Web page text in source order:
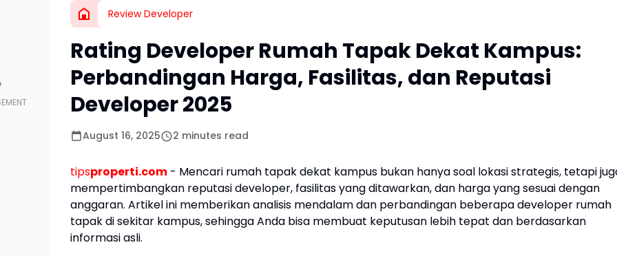
Review Developer
Rating Developer Rumah Tapak Dekat Kampus:
Perbandingan Harga, Fasilitas, dan Reputasi
Developer 2025
August 16, 2025 2 minutes read
tipsproperti.com - Mencari rumah tapak dekat kampus bukan hanya soal lokasi strategis, tetapi
mempertimbangkan reputasi developer, fasilitas yang ditawarkan, dan harga yang sesuai dengan
anggaran. Artikel ini memberikan analisis mendalam dan perbandingan beberapa developer rumah
tapak di sekitar kampus, sehingga Anda bisa membuat keputusan lebih tepat dan berdasarkan
informasi asli.